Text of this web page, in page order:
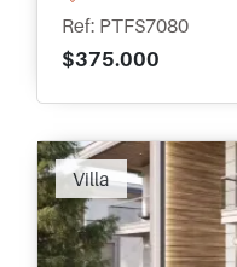
Ref: PTFS7080
$375.000
Villa